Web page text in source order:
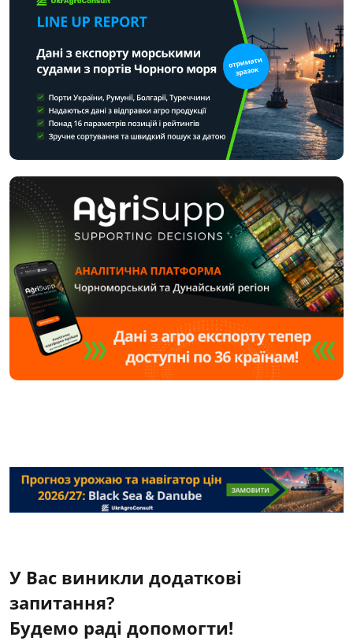
У Вас виникли додаткові
запитання?
Будемо раді допомогти!